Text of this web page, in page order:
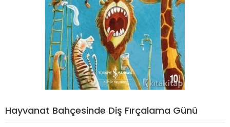
Hayvanat Bahçesinde Diş Fırçalama Günü